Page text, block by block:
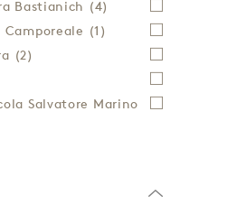
Bastianich (4)
Camporeale (1)
(2)
Salvatore Marino